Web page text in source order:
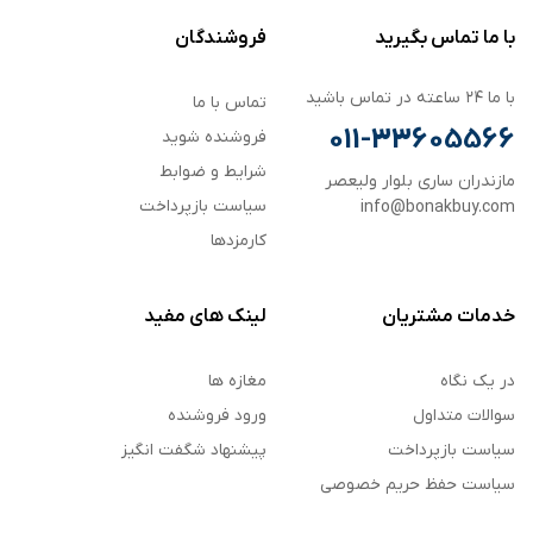
با ما تماس بگیرید
با ما ۲۴ ساعته در تماس باشید
011-33605566
مازندران ساری بلوار ولیعصر
info@bonakbuy.com
فروشندگان
تماس با ما
فروشنده شوید
شرایط و ضوابط
سیاست بازپرداخت
کارمزدها
خدمات مشتریان
در یک نگاه
سوالات متداول
سیاست بازپرداخت
سیاست حفظ حریم خصوصی
لینک های مفید
مغازه ها
ورود فروشنده
پیشنهاد شگفت انگیز